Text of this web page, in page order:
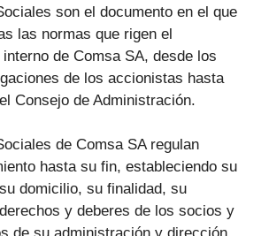
son el documento en el que
las normas que rigen el
de Comsa SA, desde los
de los accionistas hasta
Consejo de Administración.
de Comsa SA regulan
hasta su fin, estableciendo su
domicilio, su finalidad, su
y deberes de los socios y